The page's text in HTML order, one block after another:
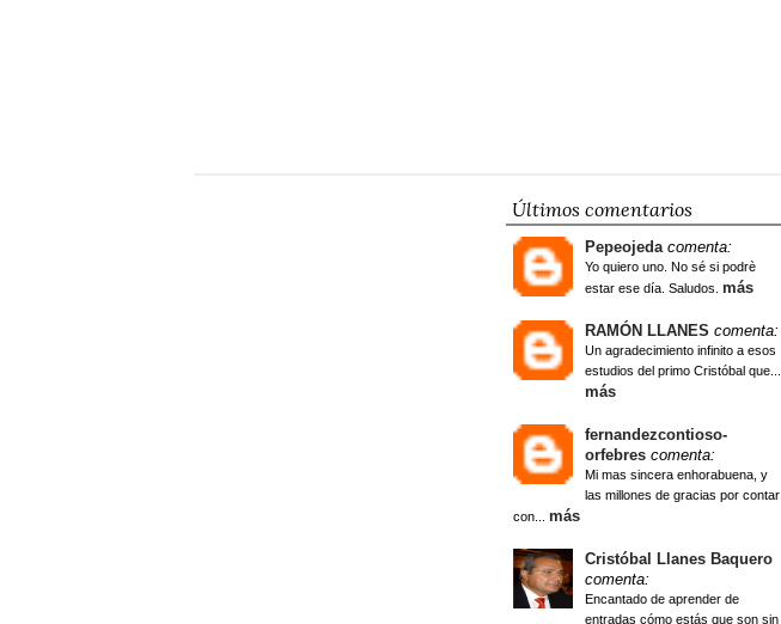
Últimos comentarios
Pepeojeda comenta:
Yo quiero uno. No sé si podrè
estar ese día. Saludos. más
RAMÓN LLANES comenta:
Un agradecimiento infinito a esos
estudios del primo Cristóbal que...
más
fernandezcontioso-
orfebres comenta:
Mi mas sincera enhorabuena, y
las millones de gracias por contar
con... más
Cristóbal Llanes Baquero
comenta:
Encantado de aprender de
entradas cómo estás que son sin